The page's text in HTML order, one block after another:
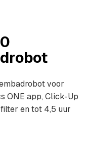
voor
ONE app, Click-Up
en tot 4,5 uur